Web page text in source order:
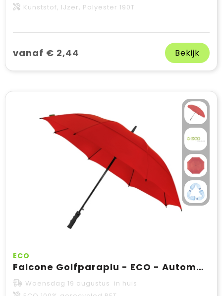
Kunststof, IJzer, Polyester 190T
vanaf € 2,44 Bekijk
ECO
Falcone Golfparaplu - ECO - Automaat - Windproof - 120 cm
Woensdag 19 augustus in huis